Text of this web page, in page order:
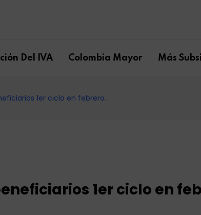
Del IVA Colombia Mayor Más
1er ciclo en febrero.
1er ciclo en